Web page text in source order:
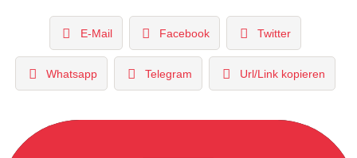
E-Mail Facebook Twitter
Whatsapp Telegram Url/Link kopieren